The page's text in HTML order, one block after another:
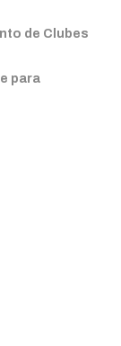
de Clubes
para